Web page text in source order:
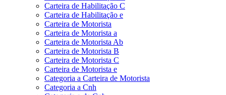
Carteira de Habilitação C
Carteira de Habilitação e
Carteira de Motorista
Carteira de Motorista a
Carteira de Motorista Ab
Carteira de Motorista B
Carteira de Motorista C
Carteira de Motorista e
Categoria a Carteira de Motorista
Categoria a Cnh